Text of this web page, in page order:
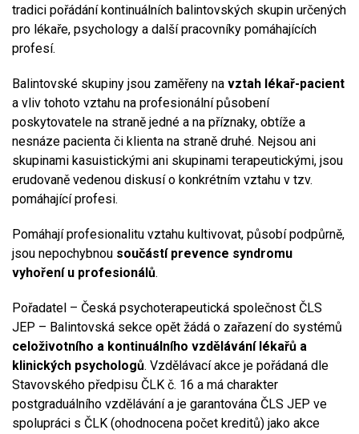
tradici pořádání kontinuálních balintovských skupin určených
pro lékaře, psychology a další pracovníky pomáhajících
profesí.
Balintovské skupiny jsou zaměřeny na vztah lékař-pacient
a vliv tohoto vztahu na profesionální působení
poskytovatele na straně jedné a na příznaky, obtíže a
nesnáze pacienta či klienta na straně druhé. Nejsou ani
skupinami kasuistickými ani skupinami terapeutickými, jsou
erudovaně vedenou diskusí o konkrétním vztahu v tzv.
pomáhající profesi.
Pomáhají profesionalitu vztahu kultivovat, působí podpůrně,
jsou nepochybnou součástí prevence syndromu
vyhoření u profesionálů.
Pořadatel – Česká psychoterapeutická společnost ČLS
JEP – Balintovská sekce opět žádá o zařazení do systémů
celoživotního a kontinuálního vzdělávání lékařů a
klinických psychologů. Vzdělávací akce je pořádaná dle
Stavovského předpisu ČLK č. 16 a má charakter
postgraduálního vzdělávání a je garantována ČLS JEP ve
spolupráci s ČLK (ohodnocena počet kreditů) jako akce